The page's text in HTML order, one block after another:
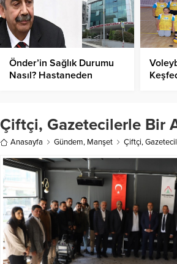
Önder’in Sağlık Durumu
Nasıl? Hastaneden
Çiftçi, Gazetecilerle Bir
Anasayfa Gündem, Manşet Çiftçi,